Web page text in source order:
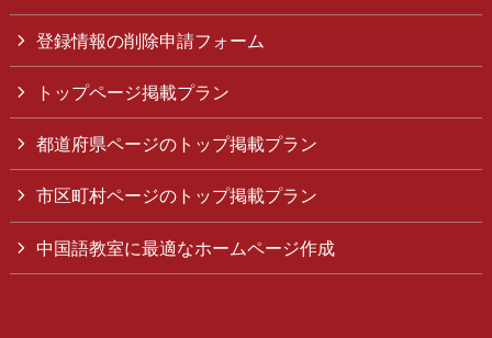
登録情報の削除申請フォーム
トップページ掲載プラン
都道府県ページのトップ掲載プラン
市区町村ページのトップ掲載プラン
中国語教室に最適なホームページ作成